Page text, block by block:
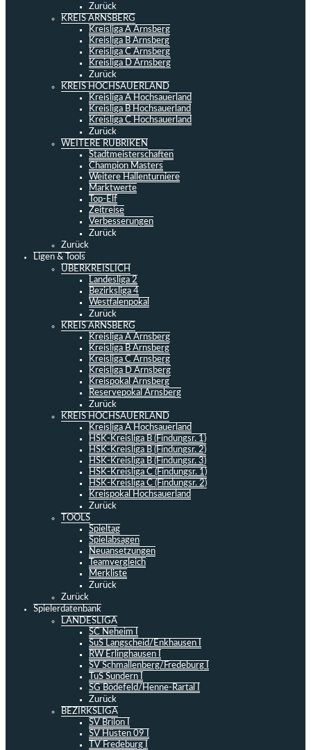
Zurück
KREIS ARNSBERG
Kreisliga A Arnsberg
Kreisliga B Arnsberg
Kreisliga C Arnsberg
Kreisliga D Arnsberg
Zurück
KREIS HOCHSAUERLAND
Kreisliga A Hochsauerland
Kreisliga B Hochsauerland
Kreisliga C Hochsauerland
Zurück
WEITERE RUBRIKEN
Stadtmeisterschaften
Champion Masters
Weitere Hallenturniere
Marktwerte
Top-Elf
Zeitreise
Verbesserungen
Zurück
Zurück
Ligen & Tools
ÜBERKREISLICH
Landesliga 2
Bezirksliga 4
Westfalenpokal
Zurück
KREIS ARNSBERG
Kreisliga A Arnsberg
Kreisliga B Arnsberg
Kreisliga C Arnsberg
Kreisliga D Arnsberg
Kreispokal Arnsberg
Reservepokal Arnsberg
Zurück
KREIS HOCHSAUERLAND
Kreisliga A Hochsauerland
HSK-Kreisliga B (Findungsr. 1)
HSK-Kreisliga B (Findungsr. 2)
HSK-Kreisliga B (Findungsr. 3)
HSK-Kreisliga C (Findungsr. 1)
HSK-Kreisliga C (Findungsr. 2)
Kreispokal Hochsauerland
Zurück
TOOLS
Spieltag
Spielabsagen
Neuansetzungen
Teamvergleich
Merkliste
Zurück
Zurück
Spielerdatenbank
LANDESLIGA
SC Neheim I
SuS Langscheid/Enkhausen I
RW Erlinghausen I
SV Schmallenberg/Fredeburg I
TuS Sundern I
SG Bödefeld/Henne-Rartal I
Zurück
BEZIRKSLIGA
SV Brilon I
SV Hüsten 09 I
TV Fredeburg I